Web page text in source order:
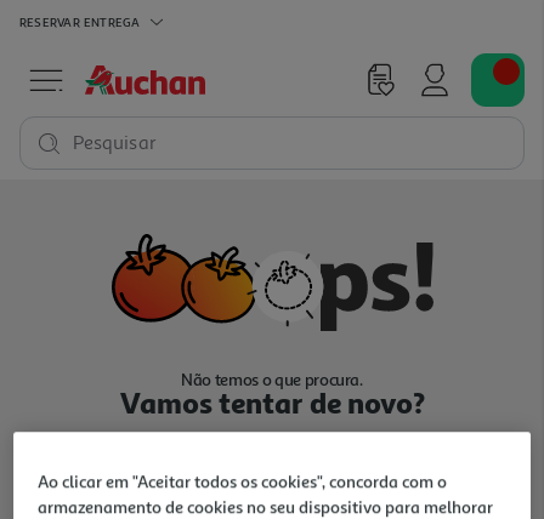
RESERVAR ENTREGA
Pesquisar
Não temos o que procura.
Vamos tentar de novo?
Ao clicar em "Aceitar todos os cookies", concorda com o
armazenamento de cookies no seu dispositivo para melhorar